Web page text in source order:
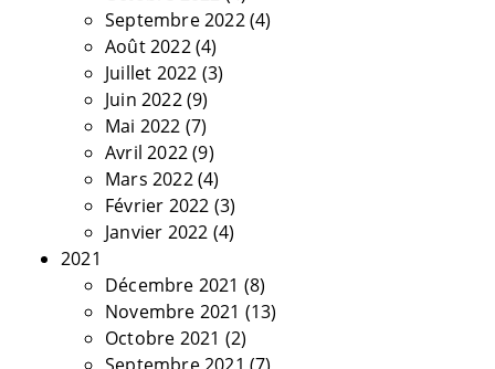
Septembre 2022(4)
Août 2022(4)
Juillet 2022 (3)
Juin 2022(9)
Mai 2022 (7)
Avril 2022(9)
Mars 2022(4)
Février 2022 (3)
Janvier 2022 (4)
2021
Décembre 2021 (8)
Novembre 2021 (13)
Octobre 2021 (2)
Septembre 2021 (7)